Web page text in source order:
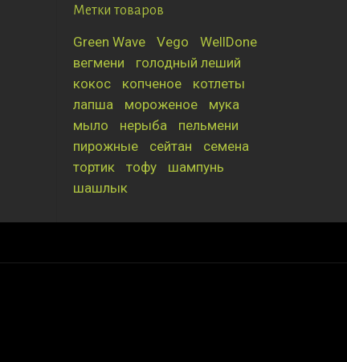
Метки товаров
Green Wave Vego
WellDone
вегмени
голодный леший
кокос
копченое
котлеты
лапша
мороженое
мука
мыло
нерыба
пельмени
пирожные
сейтан
семена
тортик
тофу
шампунь
шашлык